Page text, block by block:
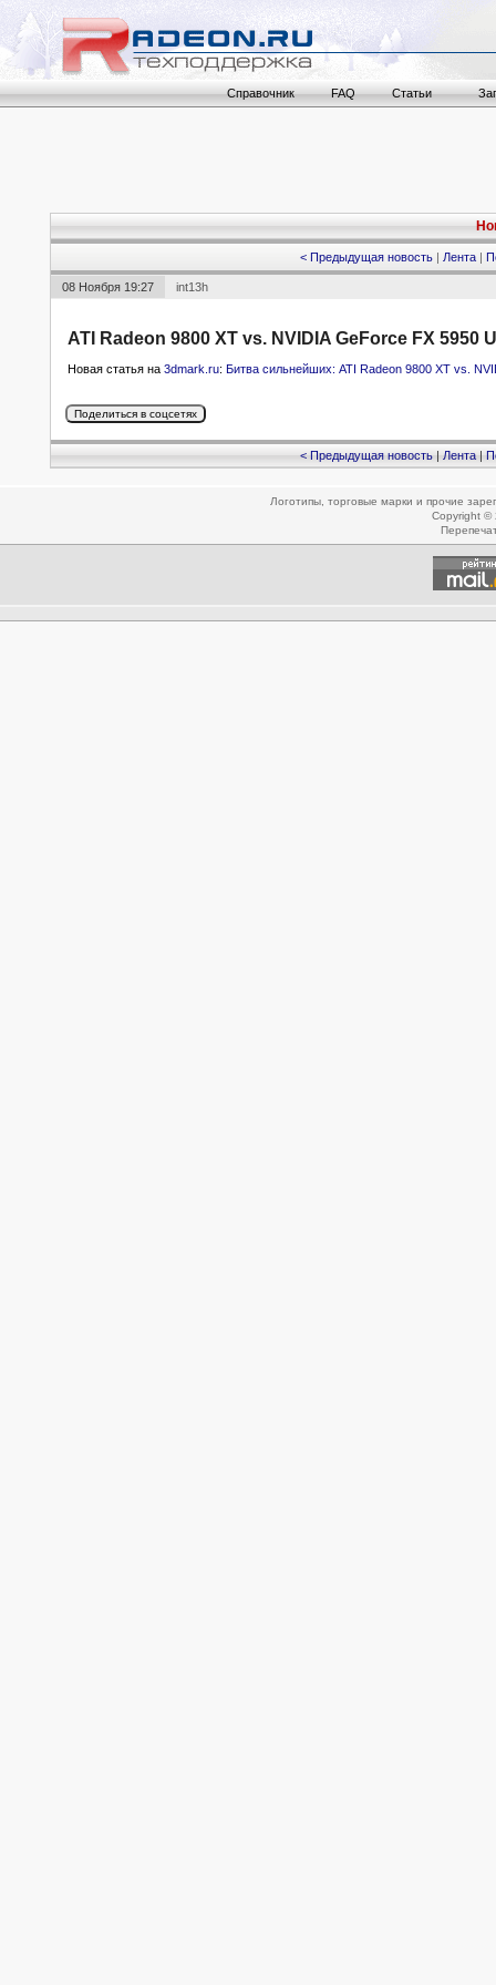
Справочник FAQ Статьи
< Предыдущая новость | Лента |
08 Ноября 19:27 int13h
ATI Radeon 9800 XT vs. NVIDIA GeForce FX 5950
Новая статья на 3dmark.ru: Битва сильнейших: ATI Radeon 9800 XT vs.
< Предыдущая новость Лента|
Логотипы, торговые марки и прочие
Copyright ©